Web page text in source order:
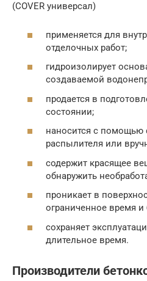
(COVER универсал)
применяется для
отделочных работ;
гидроизолирует
создаваемой
продается в
состоянии;
наносится с помощью
распылителя или
содержит красящее
обнаружить
проникает в
ограниченное время
сохраняет
длительное время.
Производители